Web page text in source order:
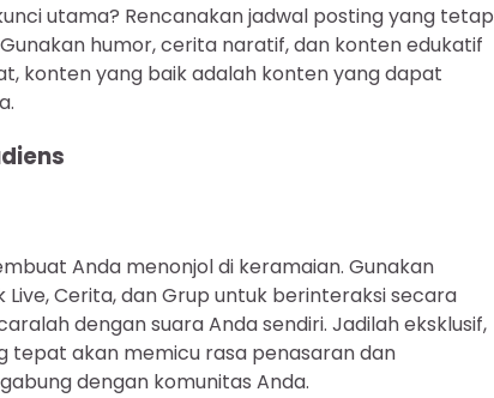
utama? Rencanakan jadwal posting yang tetap
humor, cerita naratif, dan konten edukatif
konten yang baik adalah konten yang dapat
Anda menonjol di keramaian. Gunakan
Cerita, dan Grup untuk berinteraksi secara
dengan suara Anda sendiri. Jadilah eksklusif,
tepat akan memicu rasa penasaran dan
dengan komunitas Anda.